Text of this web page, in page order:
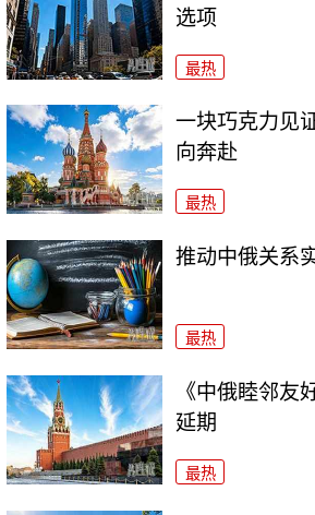
选项
最热
一块巧克力见
向奔赴
最热
推动中俄关系
最热
《中俄睦邻友
延期
最热